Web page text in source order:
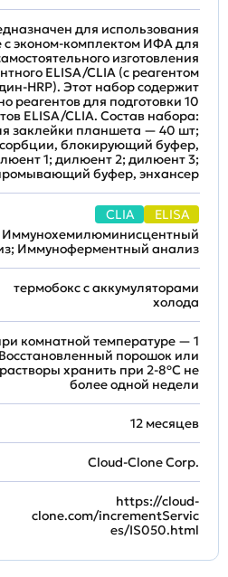
для использования
с эконом-комплектом ИФА для
изготовления
ELISA/CLIA (с реагентом
HRP). Этот набор содержит
реагентов для подготовки 10
ELISA/CLIA. Состав набора:
заклейки планшета — 40 шт;
блокирующий буфер,
1; дилюент 2; дилюент 3;
буфер, энхансер
CLIA
ELISA
Иммунохемилюминисцентный
Иммуноферментный анализ
термобокс с аккумуляторами
холода
комнатной температуре — 1
порошок или
хранить при 2-8ºC не
более одной недели
12 месяцев
Cloud-Clone Corp.
https://cloud-
clone.com/incrementServic
es/IS050.html